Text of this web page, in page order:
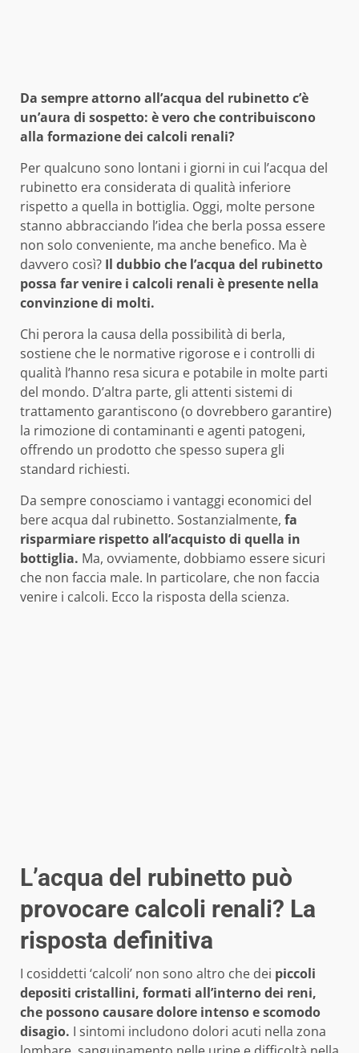
Da sempre attorno all’acqua del rubinetto c’è
un’aura di sospetto: è vero che contribuiscono
alla formazione dei calcoli renali?
Per qualcuno sono lontani i giorni in cui l’acqua del
rubinetto era considerata di qualità inferiore
rispetto a quella in bottiglia. Oggi, molte persone
stanno abbracciando l’idea che berla possa essere
non solo conveniente, ma anche benefico. Ma è
davvero così? Il dubbio che l’acqua del rubinetto
possa far venire i calcoli renali è presente nella
convinzione di molti.
Chi perora la causa della possibilità di berla,
sostiene che le normative rigorose e i controlli di
qualità l’hanno resa sicura e potabile in molte parti
del mondo. D’altra parte, gli attenti sistemi di
trattamento garantiscono (o dovrebbero garantire)
la rimozione di contaminanti e agenti patogeni,
offrendo un prodotto che spesso supera gli
standard richiesti.
Da sempre conosciamo i vantaggi economici del
bere acqua dal rubinetto. Sostanzialmente, fa
risparmiare rispetto all’acquisto di quella in
bottiglia. Ma, ovviamente, dobbiamo essere sicuri
che non faccia male. In particolare, che non faccia
venire i calcoli. Ecco la risposta della scienza.
L’acqua del rubinetto può
provocare calcoli renali? La
risposta definitiva
I cosiddetti ‘calcoli’ non sono altro che dei piccoli
depositi cristallini, formati all’interno dei reni,
che possono causare dolore intenso e scomodo
disagio. I sintomi includono dolori acuti nella zona